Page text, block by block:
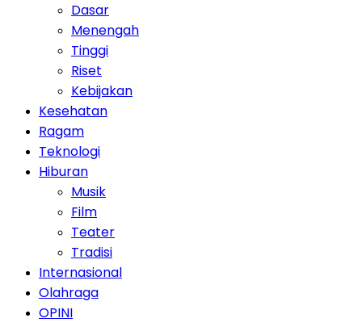
Dasar
Menengah
Tinggi
Riset
Kebijakan
Kesehatan
Ragam
Teknologi
Hiburan
Musik
Film
Teater
Tradisi
Internasional
Olahraga
OPINI